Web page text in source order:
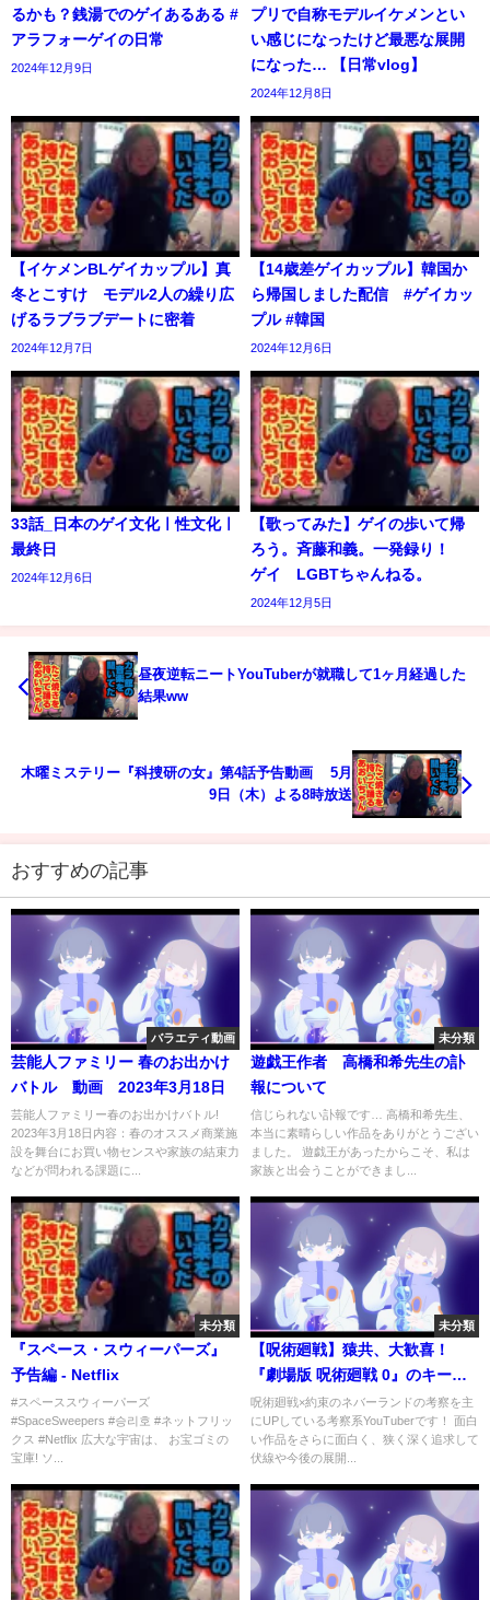
るかも？銭湯でのゲイあるある #
アラフォーゲイの日常
2024年12月9日
プリで自称モデルイケメンとい
い感じになったけど最悪な展開
になった… 【日常vlog】
2024年12月8日
【イケメンBLゲイカップル】真
冬とこすけ モデル2人の繰り広
げるラブラブデートに密着
2024年12月7日
【14歳差ゲイカップル】韓国か
ら帰国しました配信 #ゲイカッ
プル #韓国
2024年12月6日
33話_日本のゲイ文化ㅣ性文化ㅣ
最終日
2024年12月6日
【歌ってみた】ゲイの歩いて帰
ろう。斉藤和義。一発録り！
ゲイ LGBTちゃんねる。
2024年12月5日
昼夜逆転ニートYouTuberが就職して1ヶ月経過した
結果ww
木曜ミステリー『科捜研の女』第4話予告動画 5月
9日（木）よる8時放送
おすすめの記事
バラエティ動画
芸能人ファミリー 春のお出かけ
バトル 動画 2023年3月18日
芸能人ファミリー春のお出かけバトル!
2023年3月18日内容：春のオススメ商業施
設を舞台にお買い物センスや家族の結束力
などが問われる課題に...
未分類
遊戯王作者 高橋和希先生の訃
報について
信じられない訃報です… 高橋和希先生、
本当に素晴らしい作品をありがとうござい
ました。 遊戯王があったからこそ、私は
家族と出会うことができまし...
未分類
『スペース・スウィーパーズ』
予告編 - Netflix
#スペーススウィーパーズ
#SpaceSweepers #승리호 #ネットフリッ
クス #Netflix 広大な宇宙は、 お宝ゴミの
宝庫! ソ...
未分類
【呪術廻戦】猿共、大歓喜！
『劇場版 呪術廻戦 0』のキービ
ジュアルがついに解禁、そし
て、ついに・・・ #shorts
呪術廻戦×約束のネバーランドの考察を主
にUPしている考察系YouTuberです！ 面白
い作品をさらに面白く、狭く深く追求して
伏線や今後の展開...